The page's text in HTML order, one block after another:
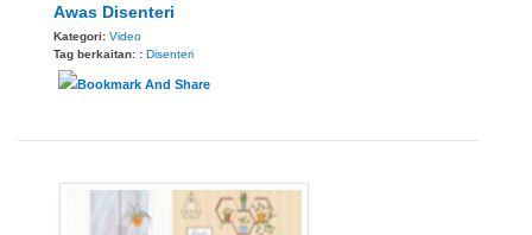
Awas Disenteri
Kategori: Video
Tag berkaitan: : Disenteri